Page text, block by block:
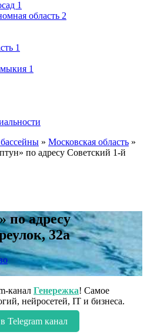
1
область 2
1
1
» Московская область »
по адресу Советский 1-й
по адресу
32а
канал Генережка! Самое
нейросетей, IT и бизнеса.
Telegram канал